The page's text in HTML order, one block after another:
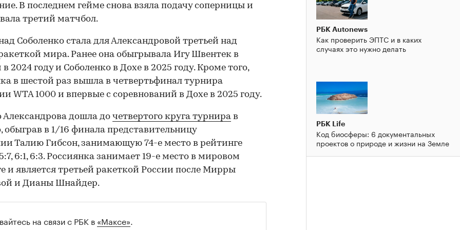
00:00 / 00:00
В последнем гейме снова взяла подачу соперницы и
третий матчбол.
Соболенко стала для Александровой третьей над
мира. Ранее она обыгрывала Игу Швентек в
2024 году и Соболенко в Дохе в 2025 году. Кроме того,
в шестой раз вышла в четвертьфинал турнира
WTA 1000 и впервые с соревнований в Дохе в 2025 году.
Александрова дошла до четвертого круга турнира в
обыграв в 1/16 финала представительницу
Талию Гибсон, занимающую 74-е место в рейтинге
6:1, 6:3. Россиянка занимает 19-е место в мировом
и является третьей ракеткой России после Мирры
и Дианы Шнайдер.
на связи с РБК в«Максе».
РБК Autonews
Как проверить ЭПТС и в каких
случаях это нужно делать
РБК Life
Код биосферы: 6 документальных
проектов о природе и жизни на Земле